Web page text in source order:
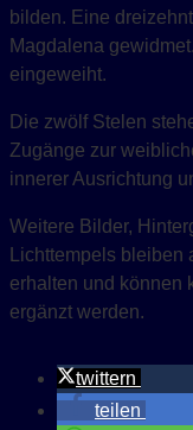
bilden. Eine
Magdalena
eingeweiht.
Die zwölf Stelen
Zugänge zur
innerer Ausrichtung
Weitere Bilder,
Lichttempels
erhalten und können
ergänzt werden.
twittern
teilen